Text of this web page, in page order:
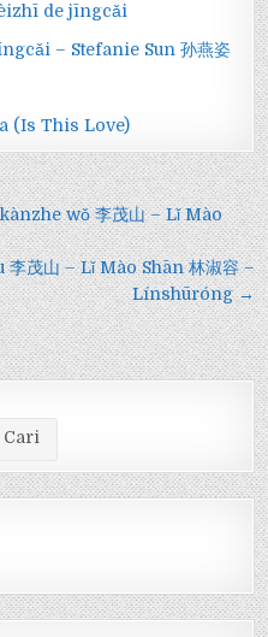
– Stefanie Sun 孙燕姿
(Is This Love)
wǒ 李茂山 – Lǐ Mào
茂山 – Lǐ Mào Shān 林淑容 –
Línshūróng →
Cari